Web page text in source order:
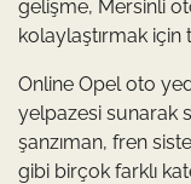
gelişme, Mersinli
kolaylaştırmak için
Online Opel oto
yelpazesi sunarak
şanzıman, fren
gibi birçok farklı